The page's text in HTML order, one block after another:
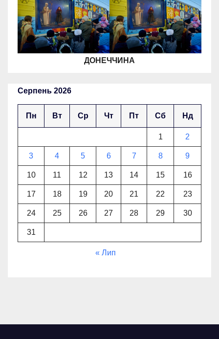
ДОНЕЧЧИНА
Серпень 2026
Пн Вт Ср Чт Пт Сб Нд
1 2
3 4 5 6 7 8 9
10 11 12 13 14 15 16
17 18 19 20 21 22 23
24 25 26 27 28 29 30
31
« Лип